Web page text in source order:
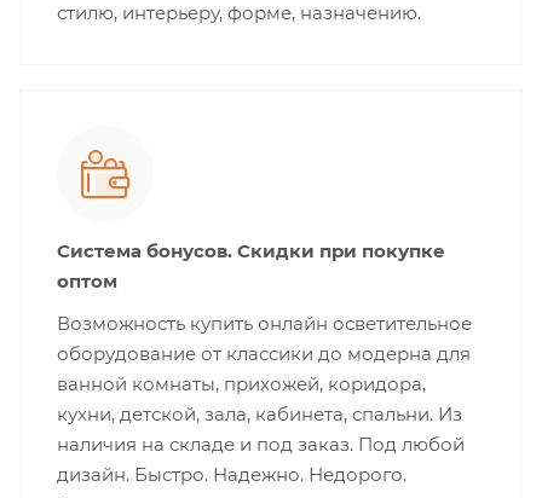
стилю, интерьеру, форме, назначению.
Система бонусов. Скидки при покупке
оптом
Возможность купить онлайн осветительное
оборудование от классики до модерна для
ванной комнаты, прихожей, коридора,
кухни, детской, зала, кабинета, спальни. Из
наличия на складе и под заказ. Под любой
дизайн. Быстро. Надежно. Недорого.